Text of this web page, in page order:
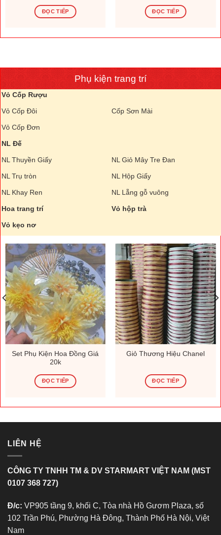
ĐỌC TIẾP ĐỌC TIẾP
Phụ kiện trang trí
Vỏ Cốp Rượu
Vỏ Cốp Đôi Cốp Sơn Mài
Vỏ Cốp Đơn
NL Đế
NL Thuyền Giấy NL Giỏ Mây Tre Đan
NL Trụ tròn NL Hộp Giấy
NL Khay Ren NL Lẵng gỗ vuông
Hoa trang trí Vỏ hộp trà
Vỏ kẹo nơ
Set Phụ Kiện Hoa Đồng Giá
20k
ĐỌC TIẾP
Giỏ Thương Hiệu Chanel
ĐỌC TIẾP
LIÊN HỆ
CÔNG TY TNHH TM & DV STARMART VIỆT NAM (MST
0107 368 727)
Đ/c: VP905 tầng 9, khối C, Tòa nhà Hồ Gươm Plaza, số
102 Trần Phú, Phường Hà Đông, Thành Phố Hà Nội, Việt
Nam